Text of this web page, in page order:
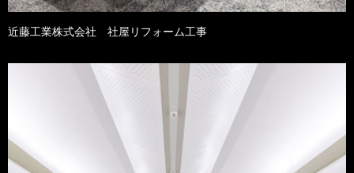
近藤工業株式会社 社屋リフォーム工事